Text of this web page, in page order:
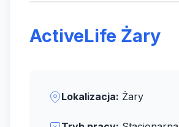
ActiveLife Żary
Lokalizacja: Żary